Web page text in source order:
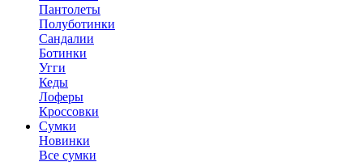
Пантолеты
Полуботинки
Сандалии
Ботинки
Угги
Кеды
Лоферы
Кроссовки
Сумки
Новинки
Все сумки